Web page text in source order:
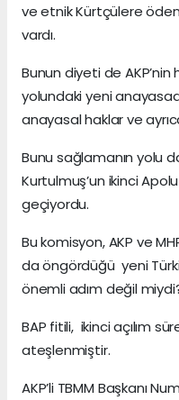
ve etnik Kürtçülere
vardı.
Bunun diyeti de
yolundaki yeni
anayasal haklar ve
Bunu sağlamanın yolu
Kurtulmuş’un ikinci
geçiyordu.
Bu komisyon, AKP ve
da öngördüğü yeni
önemli adım değil
BAP fitili, ikinci açılım
ateşlenmiştir.
AKP’li TBMM Başkanı